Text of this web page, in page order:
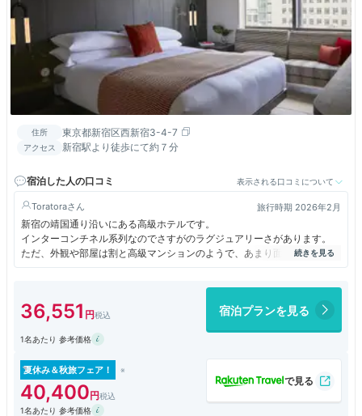
住所 東京都新宿区西新宿3-4-7
アクセス 新宿駅より徒歩にて約７分
宿泊した人の口コミ 表示される口コミについて
Toratora 旅行時期 2026年2月
新宿の靖国通り沿いにある高級ホテルです。
インターコンチネル系列なのでさすがのラグジュアリーさがあります。
ただ、外観や部屋は割と高級マンションのようで、あまり面白味はありま
せんが、たまの贅沢に良いです。
交通量の多い外側とは一線を画した、別世界です。
36,551 宿泊プランを見る
1名あたり 参考価格
夏休み＆秋旅フェア！
40,400
1名あたり 参考価格